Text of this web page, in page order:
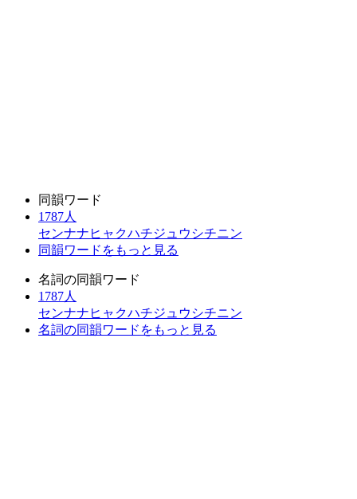
同韻ワード
1787人
センナナヒャクハチジュウシチニン
同韻ワードをもっと見る
名詞の同韻ワード
1787人
センナナヒャクハチジュウシチニン
名詞の同韻ワードをもっと見る